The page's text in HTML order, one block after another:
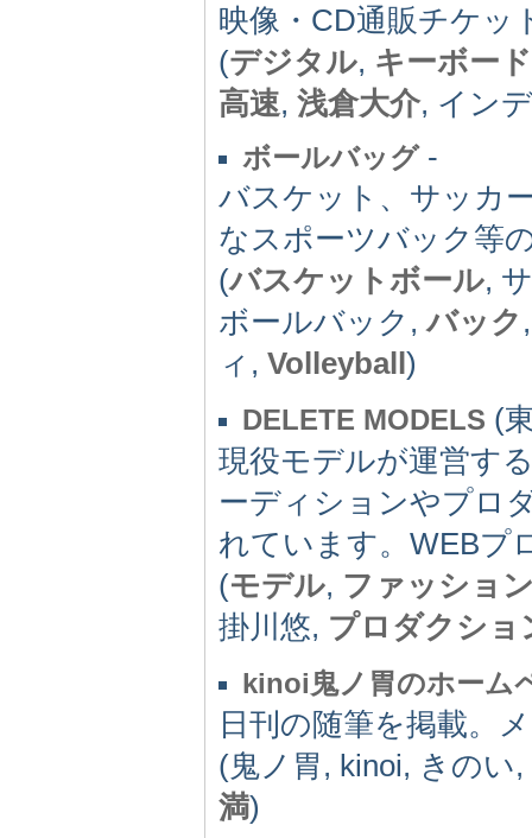
映像・CD通販チケッ
(デジタル, キーボード
高速, 浅倉大介, イン
ボールバッグ-
バスケット、サッカ
なスポーツバック等
(バスケットボール,
ボールバック,バック
ィ, Volleyball)
DELETE MODELS (
現役モデルが運営す
ーディションやプロ
れています。WEBプ
(モデル, ファッショ
掛川悠, プロダクショ
kinoi鬼ノ胃のホーム
日刊の随筆を掲載。
(鬼ノ胃, kinoi, きの
満)